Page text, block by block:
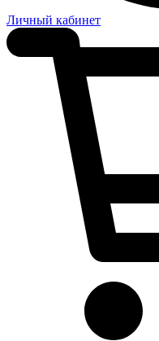
Личный кабинет